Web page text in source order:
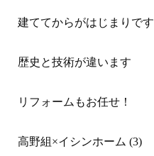
建ててからがはじまりです
歴史と技術が違います
リフォームもお任せ！
高野組×イシンホーム (3)